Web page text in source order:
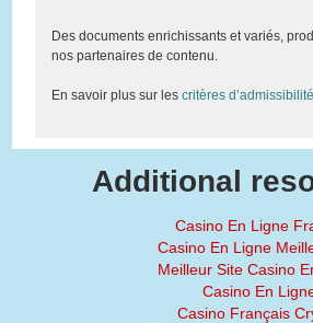
Des documents enrichissants et variés,
nos partenaires de contenu.
En savoir plus sur les critères d’admissibilité
Additional
Casino En Ligne
Casino En Ligne
Meilleur Site Casino
Casino En
Casino Français